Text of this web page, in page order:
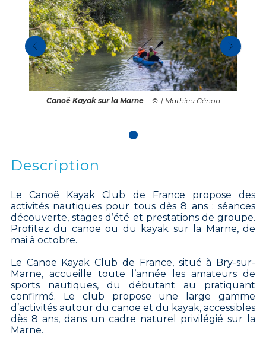
Canoë Kayak sur la Marne | Mathieu Génon
Description
Le Canoë Kayak Club de France propose des
activités nautiques pour tous dès 8 ans : séances
découverte, stages d’été et prestations de groupe.
Profitez du canoë ou du kayak sur la Marne, de
mai à octobre.
Le Canoë Kayak Club de France, situé à Bry-sur-
Marne, accueille toute l’année les amateurs de
sports nautiques, du débutant au pratiquant
confirmé. Le club propose une large gamme
d’activités autour du canoë et du kayak, accessibles
dès 8 ans, dans un cadre naturel privilégié sur la
Marne.